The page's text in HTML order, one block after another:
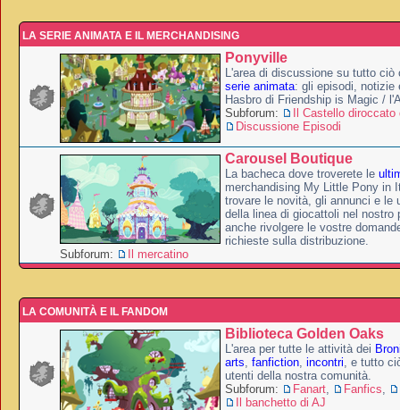
LA SERIE ANIMATA E IL MERCHANDISING
Ponyville
L'area di discussione su tutto ciò
serie animata: gli episodi, notizie
Hasbro di Friendship is Magic /
Subforum:
Il Castello
Discussione Episodi
Carousel Boutique
La bacheca dove troverete le
merchandising My Little Pony in
trovare le novità, gli annunci e le
della linea di giocattoli nel nostro
anche rivolgere le vostre
richieste sulla distribuzione.
Subforum:
Il mercatino
LA COMUNITÀ E IL FANDOM
Biblioteca Golden Oaks
L'area per tutte le attività dei
arts, fanfiction, incontri, e tutto
utenti della nostra comunità.
Subforum:
Fanart, Fanfics,
Il banchetto di AJ